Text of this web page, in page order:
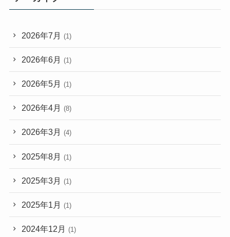
ー
2026年7月 (1)
2026年6月 (1)
2026年5月 (1)
2026年4月 (8)
2026年3月 (4)
2025年8月 (1)
2025年3月 (1)
2025年1月 (1)
2024年12月 (1)